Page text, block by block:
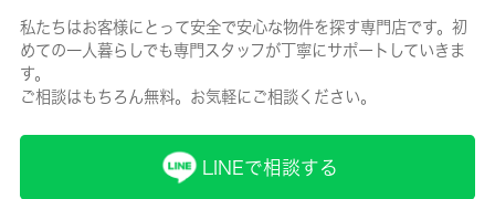
間：１万円 【事業用】初回：総賃料１００％ 年間：総賃料１
０％（最低保証料有）
賃貸区分/契約期間
一般/2年
取引形態
私たちはお客様にとって安全で安心な物件を探す専門店です。初
めての一人暮らしでも専門スタッフが丁寧にサポートしていきま
す。
ご相談はもちろん無料。お気軽にご相談ください。
LINEで相談する